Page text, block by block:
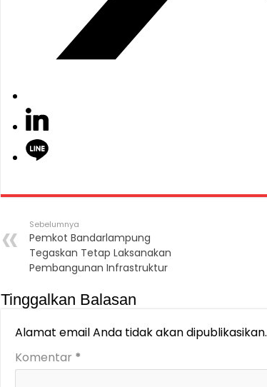
Sebelumnya
Pemkot Bandarlampung
Tegaskan Tetap Laksanakan
Pembangunan Infrastruktur
Tinggalkan Balasan
Alamat email Anda tidak akan dipublikasikan.
Komentar *